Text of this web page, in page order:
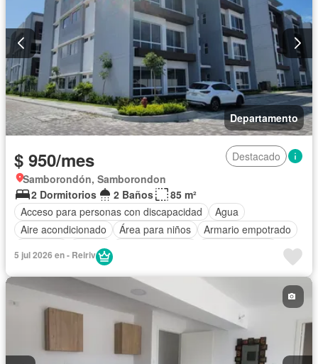
Departamento
$ 950/mes
Destacado
Samborondón, Samborondon
2 Dormitorios
2 Baños
85 m²
Acceso para personas con discapacidad
Agua
Aire acondicionado
Área para niños
Armario empotrado
Balcón
Electricidad
Estacionamiento
Garita de guardianía
Piscina
Seguridad
Vista panorámica
5 jul 2026 en - Reiriv